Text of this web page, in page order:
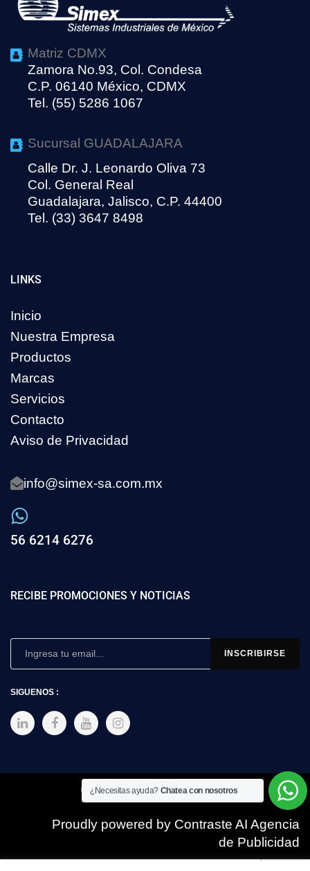
Matriz CDMX
Zamora No.93, Col. Condesa
C.P. 06140 México, CDMX
Tel. (55) 5286 1067
Sucursal GUADALAJARA
Calle Dr. J. Leonardo Oliva 73
Col. General Real
Guadalajara, Jalisco, C.P. 44400
Tel. (33) 3647 8498
LINKS
Inicio
Nuestra Empresa
Productos
Marcas
Servicios
Contacto
Aviso de Privacidad
info@simex-sa.com.mx
56 6214 6276
RECIBE PROMOCIONES Y NOTICIAS
SIGUENOS :
Copyright © 2025 SIMEX
Proudly powered by Contraste AI Agencia
de Publicidad
¿Necesitas ayuda? Chatea con nosotros